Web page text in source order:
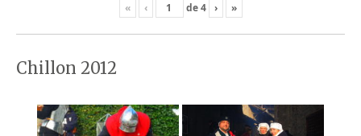
« ‹ de4 › »
Chillon 2012